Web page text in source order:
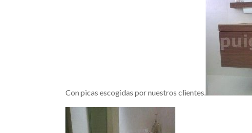
Con picas escogidas por nuestros clientes.